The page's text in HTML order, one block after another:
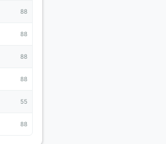
88
88
88
88
55
88